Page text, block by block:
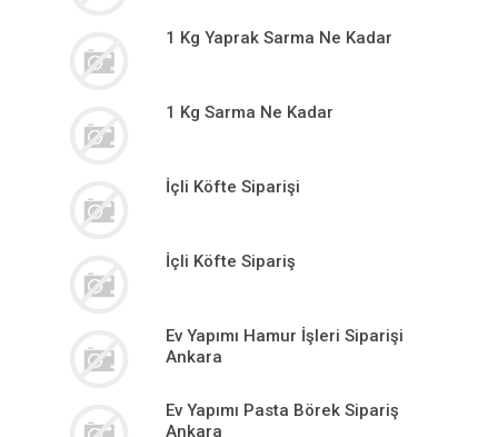
1 Kg Yaprak Sarma Ne Kadar
1 Kg Sarma Ne Kadar
İçli Köfte Siparişi
İçli Köfte Sipariş
Ev Yapımı Hamur İşleri Siparişi
Ankara
Ev Yapımı Pasta Börek Sipariş
Ankara